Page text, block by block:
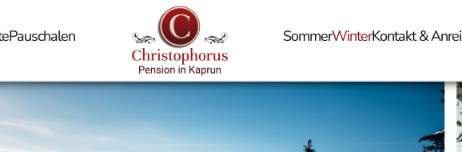
Pauschalen SommerWinterKontakt &